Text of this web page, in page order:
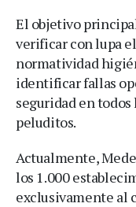
El objetivo
verificar con lupa
normatividad
identificar fallas
seguridad en
peluditos.
Actualmente,
los 1.000
exclusivamente al